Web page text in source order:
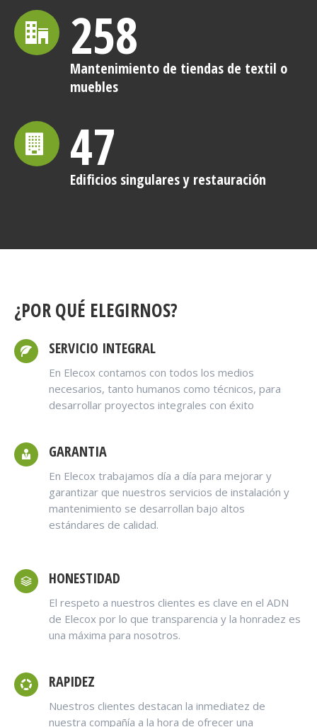
258
Mantenimiento de tiendas de textil o
muebles
47
Edificios singulares y restauración
¿POR QUÉ ELEGIRNOS?
SERVICIO INTEGRAL
En Elecox contamos con todos los medios
necesarios, tanto humanos como técnicos, para
desarrollar proyectos integrales con éxito
GARANTIA
En Elecox trabajamos día a día para mejorar y
garantizar que nuestros servicios de instalación y
mantenimiento se desarrollan bajo altos
estándares de calidad.
HONESTIDAD
El respeto a nuestros clientes es clave en el ADN
de Elecox por lo que transparencia y la honradez es
una máxima para nosotros.
RAPIDEZ
Nuestros clientes destacan la inmediatez de
nuestra compañía a la hora de ofrecer una